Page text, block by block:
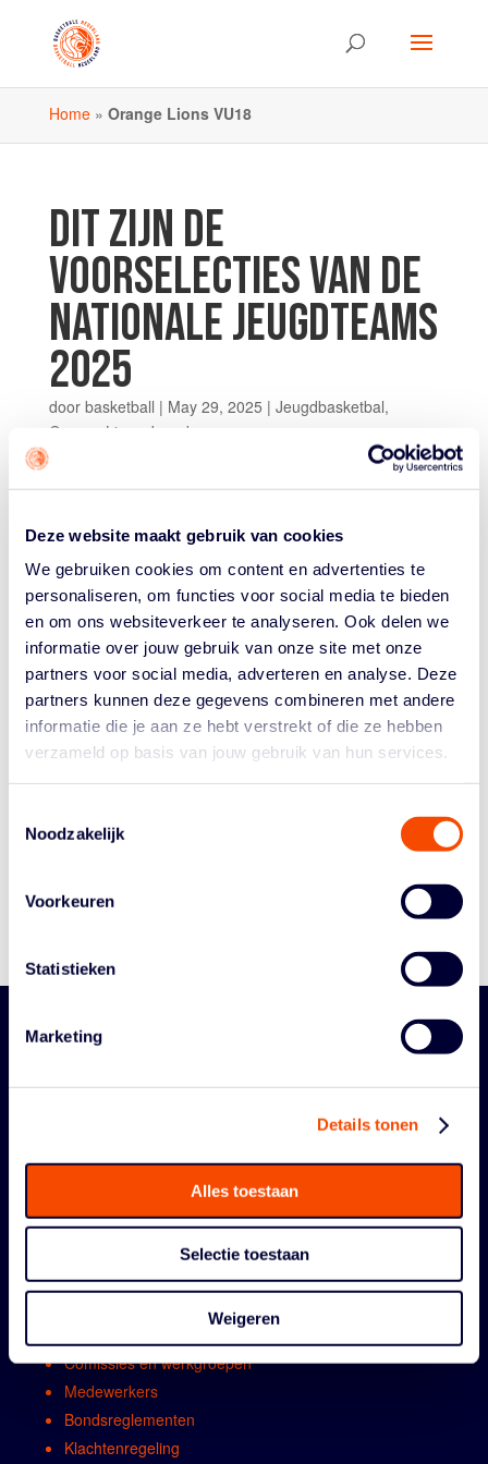
Deze website maakt gebruik van cookies
We gebruiken cookies om content en advertenties te
personaliseren, om functies voor social media te bieden
en om ons websiteverkeer te analyseren. Ook delen we
informatie over jouw gebruik van onze site met onze
partners voor social media, adverteren en analyse. Deze
partners kunnen deze gegevens combineren met andere
informatie die je aan ze hebt verstrekt of die ze hebben
verzameld op basis van jouw gebruik van hun services.
Noodzakelijk
Voorkeuren
Statistieken
Marketing
Details tonen
Alles toestaan
Selectie toestaan
Weigeren
Home» Orange Lions VU18
DIT ZIJN DE
VOORSELECTIES VAN DE
NATIONALE JEUGDTEAMS
2025
door basketball | May 29, 2025 | Jeugdbasketbal,
Orange Lions Jeugd
Komende zomer spelen zes jeugdprogramma’s hun
zijn dit de voorselecties die over een aantal weken
teams. VU16 Safiya Achthoven – 2009 – BC Triple...
Historie
Bestuur En Commissies
Reglementen
ORGANISATIE
Contact
Algemene vergadring
Comissies en werkgroepen
Medewerkers
Bondsreglementen
Klachtenregeling